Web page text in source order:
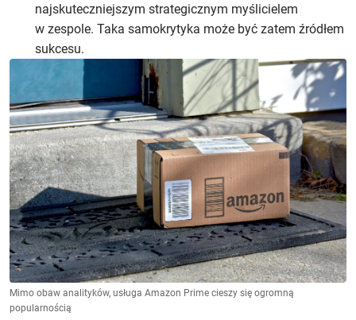
najskuteczniejszym strategicznym myślicielem
w zespole. Taka samokrytyka może być zatem źródłem
sukcesu.
Mimo obaw analityków, usługa Amazon Prime cieszy się ogromną
popularnością